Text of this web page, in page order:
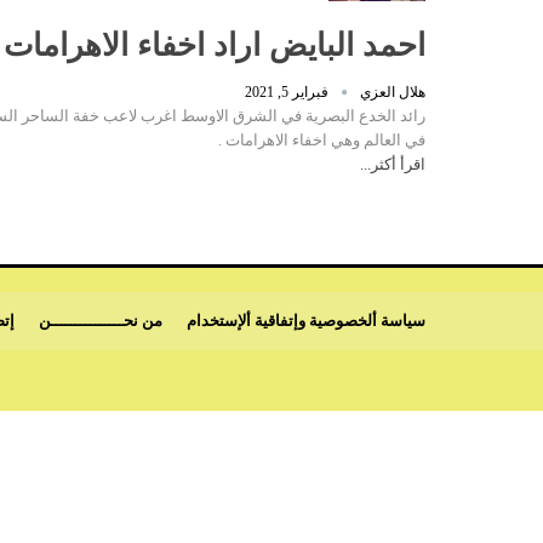
احمد البايض اراد اخفاء
هلال العزي فبراير 5, 2021
رائد الخدع البصرية في الشرق الاوسط اغرب لاعب خفة الساحر
في العالم وهي اخفاء الاهرامات .
اقرأ أكثر...
سياسة ألخصوصية وإتفاقية ألإستخدام من نحـــــــــــــــن